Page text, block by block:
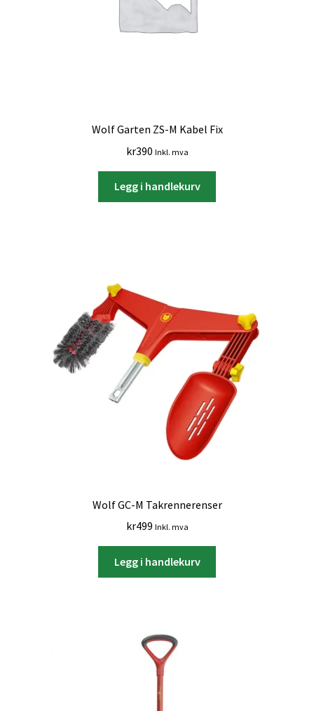
Wolf Garten ZS-M Kabel Fix
kr390 Inkl. mva
Legg i handlekurv
Wolf GC-M Takrennerenser
kr499 Inkl. mva
Legg i handlekurv